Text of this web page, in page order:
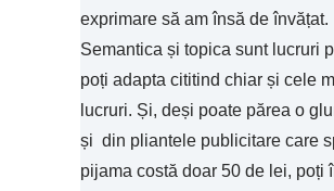
exprimare să am însă de învățat.
Semantica și topica sunt lucruri
poți adapta cititind chiar și cele
lucruri. Și, deși poate părea o
și din pliantele publicitare care
pijama costă doar 50 de lei, poți